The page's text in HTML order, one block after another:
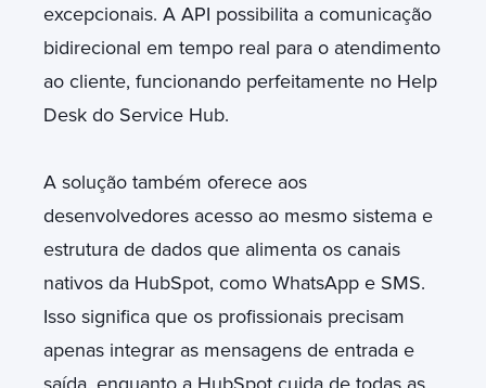
excepcionais. A API possibilita a comunicação
bidirecional em tempo real para o atendimento
ao cliente, funcionando perfeitamente no Help
Desk do Service Hub.
A solução também oferece aos
desenvolvedores acesso ao mesmo sistema e
estrutura de dados que alimenta os canais
nativos da HubSpot, como WhatsApp e SMS.
Isso significa que os profissionais precisam
apenas integrar as mensagens de entrada e
saída, enquanto a HubSpot cuida de todas as